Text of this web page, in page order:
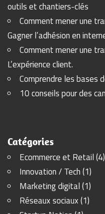
outils et chantiers-clés
Comment mener une
Gagner l’adhésion en
Comment mener une
L’expérience client.
Comprendre les bases
10 conseils pour des
Catégories
Ecommerce et Retail(4)
Innovation / Tech(1)
Marketing digital(1)
Réseaux sociaux(1)